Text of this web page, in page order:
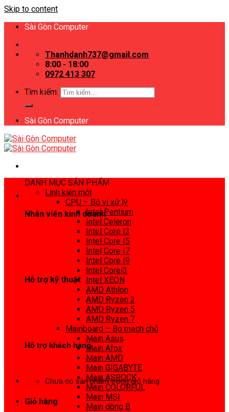
Skip to content
Sài Gòn Computer
Thanhdanh737@gmail.com
8:00 - 18:00
0972 413 307
Tìm kiếm:
Sài Gòn Computer
Nhân viên kinh doanh
Hỗ trợ kỹ thuật
Hỗ trợ khách hàng
Chưa có sản phẩm trong giỏ hàng.
Giỏ hàng
DANH MỤC SẢN PHẨM
Linh kiện mới
CPU – Bộ vi xử lý
Intel Pentium
Intel Celeron
Intel Core I3
Intel Core I5
Intel Core I7
Intel Core I9
Intel Corei3
Intel XEON
AMD Athlon
AMD Ryzen 3
AMD Ryzen 5
AMD Ryzen 7
Mainboard – Bo mạch chủ
Main Asus
Main Afox
Main AMD
Main GIGABYTE
Main ASROCK
Main COLORFUL
Main MSI
Main dòng B